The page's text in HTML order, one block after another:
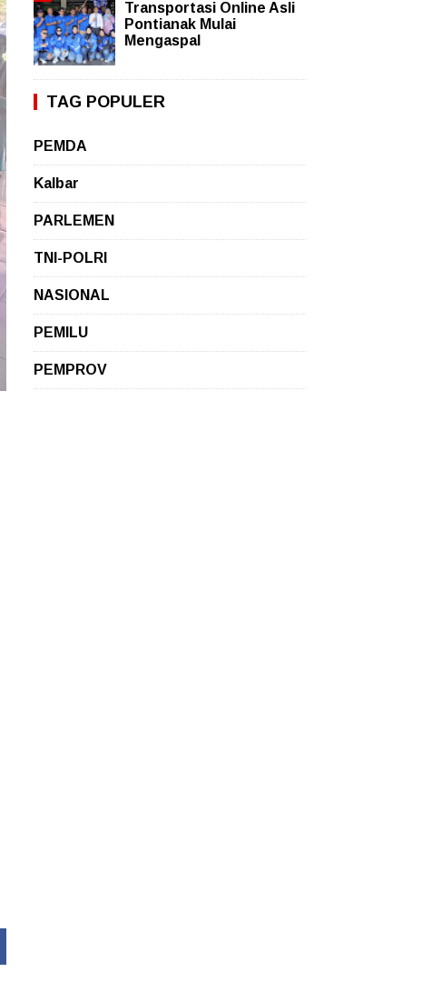
Transportasi Online Asli
Pontianak Mulai
Mengaspal
TAG POPULER
PEMDA
Kalbar
PARLEMEN
TNI-POLRI
NASIONAL
PEMILU
PEMPROV